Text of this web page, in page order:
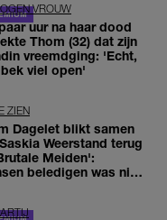
VROUW
uur na haar dood
Thom (32) dat zijn
vreemdging: 'Echt,
viel open'
ZIEN
Dagelet blikt samen
Weerstand terug
Meiden':
beledigen was niet